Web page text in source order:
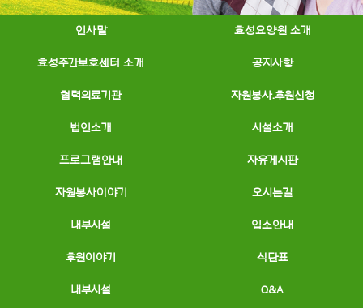
인사말 효성요양원 소개
효성주간보호센터 소개 공지사항
협력의료기관 자원봉사.후원신청
법인소개 시설소개
프로그램안내 자유게시판
자원봉사이야기 오시는길
내부시설 입소안내
후원이야기 식단표
내부시설 Q&A